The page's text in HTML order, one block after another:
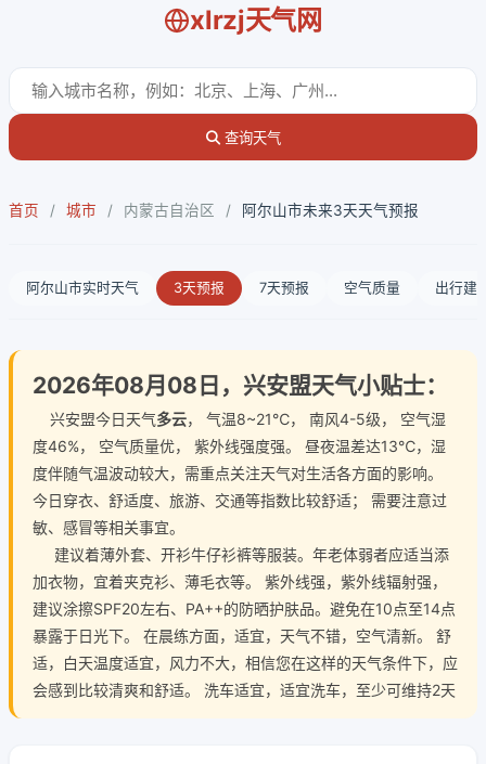
xlrzj天气网
查询天气
首页 / 城市 / 内蒙古自治区 / 阿尔山市未来3天天气预报
阿尔山市实时天气 3天预报 7天预报 空气质量 出行建
2026年08月08日，兴安盟天气小贴士：
兴安盟今日天气多云， 气温8~21℃， 南风4-5级， 空气湿
度46%， 空气质量优， 紫外线强度强。 昼夜温差达13℃，湿
度伴随气温波动较大，需重点关注天气对生活各方面的影响。
今日穿衣、舒适度、旅游、交通等指数比较舒适； 需要注意过
敏、感冒等相关事宜。
建议着薄外套、开衫牛仔衫裤等服装。年老体弱者应适当添
加衣物，宜着夹克衫、薄毛衣等。 紫外线强，紫外线辐射强，
建议涂擦SPF20左右、PA++的防晒护肤品。避免在10点至14点
暴露于日光下。 在晨练方面，适宜，天气不错，空气清新。 舒
适，白天温度适宜，风力不大，相信您在这样的天气条件下，应
会感到比较清爽和舒适。 洗车适宜，适宜洗车，至少可维持2天